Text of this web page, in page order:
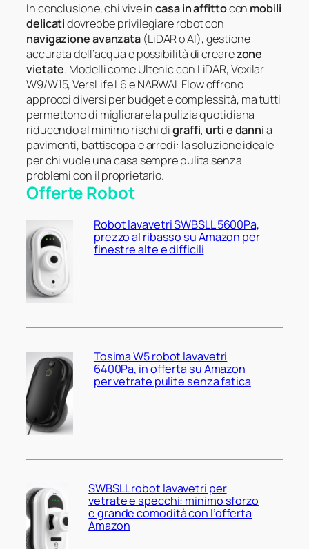
In conclusione, chi vive incasa in affittocon mobili
delicatidovrebbe privilegiare robot con
navigazione avanzata (LiDAR o AI), gestione
accurata dell’acqua e possibilità di crearezone
vietate. Modelli come Ultenic con LiDAR, Vexilar
W9/W15, VersLife L6 e NARWAL Flow offrono
approcci diversi per budget e complessità, ma tutti
permettono di migliorare la pulizia quotidiana
riducendo al minimo rischi digraffi, urti e dannia
pavimenti, battiscopa e arredi: la soluzione ideale
per chi vuole una casa sempre pulita senza
problemi con il proprietario.
Offerte Robot
Robot lavavetri SWBSLL 5600Pa,
prezzo al ribasso su Amazon per
finestre alte e difficili
Tosima W5 robot lavavetri
6400Pa, in offerta su Amazon
per vetrate pulite senza fatica
SWBSLL robot lavavetri per
vetrate e specchi: minimo sforzo
e grande comodità con l’offerta
Amazon